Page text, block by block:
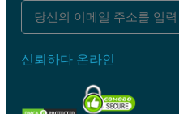
신뢰하다 온라인